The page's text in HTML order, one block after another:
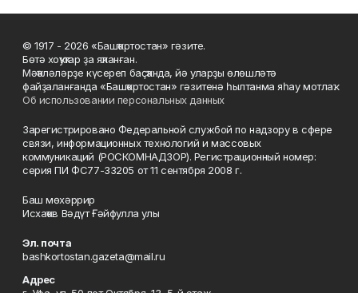
© 1917 - 2026 «Башҡортостан» гәзите.
Бөтә хоҡуҡтар ҙа яҡланған.
Мәҡәләләрҙе күсереп баҫҡанда, йә уларҙы өлөшләтә
файҙаланғанда «Башҡортостан» гәзитенә һылтанма яһау мотлаҡ.
Об использовании персональных данных
Зарегистрировано Федеральной службой по надзору в сфере
связи, информационных технологий и массовых
коммуникаций (РОСКОМНАДЗОР). Регистрационный номер:
серия ПИ ФС77-33205 от 11 сентября 2008 г.
Баш мөхәррир
Исхаҡов Вәдүт Ғәйфулла улы
Эл. почта
bashkortostan.gazeta@mail.ru
Адрес